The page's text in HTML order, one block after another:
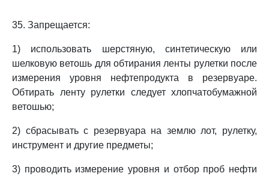
35. Запрещается:
1) использовать шерстяную, синтетическую или
шелковую ветошь для обтирания ленты рулетки после
измерения уровня нефтепродукта в резервуаре.
Обтирать ленту рулетки следует хлопчатобумажной
ветошью;
2) сбрасывать с резервуара на землю лот, рулетку,
инструмент и другие предметы;
3) проводить измерение уровня и отбор проб нефти